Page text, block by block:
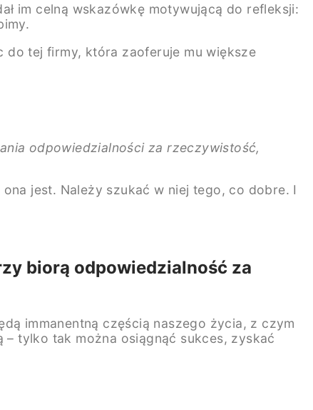
im celną wskazówkę motywującą do refleksji:
do tej firmy, która zaoferuje mu większe
odpowiedzialności za rzeczywistość,
jest. Należy szukać w niej tego, co dobre. I
biorą odpowiedzialność za
immanentną częścią naszego życia, z czym
tylko tak można osiągnąć sukces, zyskać